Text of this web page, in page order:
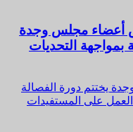
أعضاء مجلس وجدة
بمواجهة التحديات
يختتم دورة الفصالة
العمل على المستفيدات